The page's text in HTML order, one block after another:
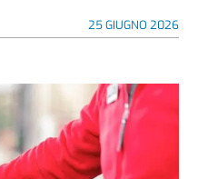
25 GIUGNO 2026